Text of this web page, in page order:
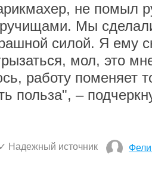
не помыл
ручищами. Мы
силой. Я ему
мол, это
работу поменяет
польза", –
✓ Надежный источник